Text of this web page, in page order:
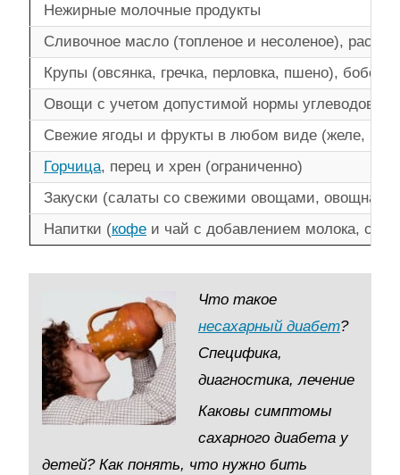
Нежирные молочные продукты
Сливочное масло (топленое и несоленое),
Крупы (овсянка, гречка, перловка, пшено),
Овощи с учетом допустимой нормы углеводов
Свежие ягоды и фрукты в любом виде (желе,
Горчица, перец и хрен (ограниченно)
Закуски (салаты со свежими овощами, овощная
Напитки (кофе и чай с добавлением молока,
Что такое
несахарный диабет?
Специфика,
диагностика, лечение
Каковы симптомы
сахарного диабета у
детей? Как понять, что нужно бить